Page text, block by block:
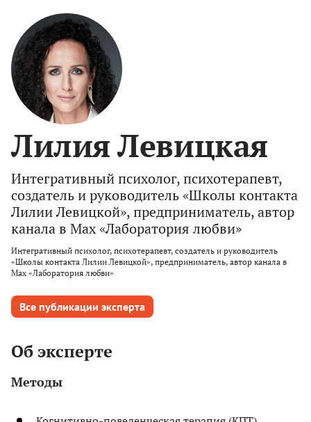
Лилия Левицкая
Интегративный психолог, психотерапевт,
создатель и руководитель «Школы контакта
Лилии Левицкой», предприниматель, автор
канала в Max «Лаборатория любви»
Интегративный психолог, психотерапевт, создатель и руководитель
«Школы контакта Лилии Левицкой», предприниматель, автор канала в
Max «Лаборатория любви»
Все публикации эксперта
Об эксперте
Методы